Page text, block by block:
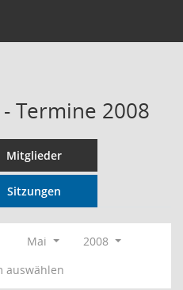
Termine 2008
Mitglieder
Sitzungen
Mai
2008
auswählen